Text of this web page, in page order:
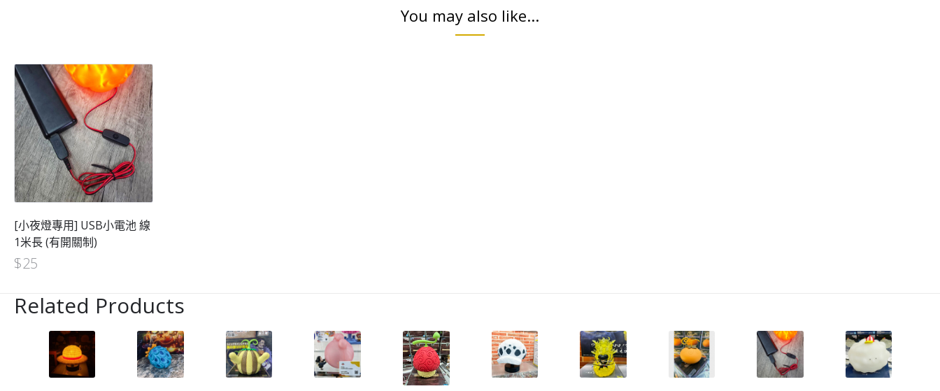
You may also like...
[小夜燈專用] USB小電池 線
1米長 (有開關制)
$25
Related Products